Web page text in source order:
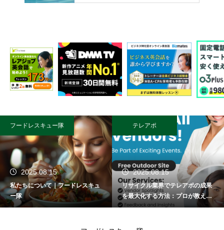
フードレスキュー隊
2025.08.15
私たちについて｜フードレスキュ
ー隊
テレアポ
2025.08.15
リサイクル業界でテレアポの成果
を最大化する方法：プロが教える
成功術